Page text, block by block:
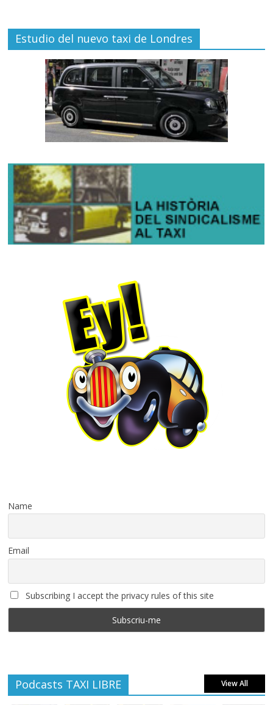
Estudio del nuevo taxi de Londres
Name
Email
Subscribing I accept the privacy rules of this site
Podcasts TAXI LIBRE View All